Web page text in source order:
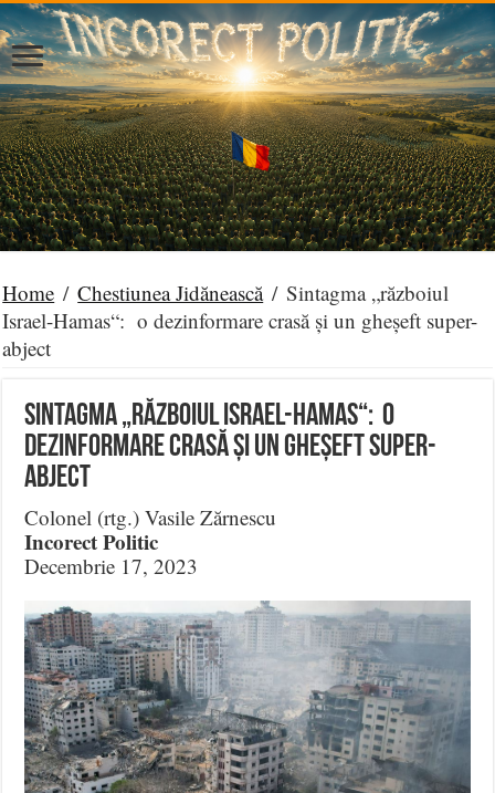
Home / Chestiunea Jidănească / Sintagma „războiul
Israel-Hamas“: o dezinformare crasă și un gheșeft super-
abject
Sintagma „războiul Israel-Hamas“: o
dezinformare crasă și un gheșeft super-
abject
Colonel (rtg.) Vasile Zărnescu
Incorect Politic
Decembrie 17, 2023